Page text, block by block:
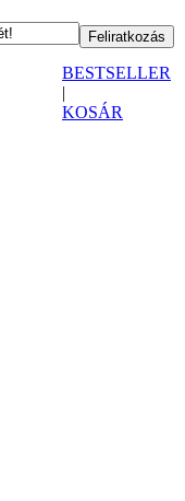
BESTSELLER
|
KOSÁR